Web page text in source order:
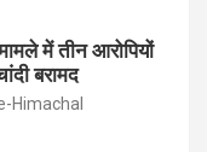
में तीन आरोपियों
बरामद
Himachal